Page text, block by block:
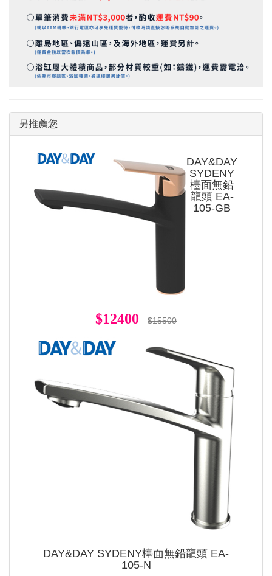
另推薦您
DAY&DAY
SYDENY
檯面無鉛
龍頭 EA-
105-GB
$12400 $15500
DAY&DAY SYDENY檯面無鉛龍頭 EA-
105-N